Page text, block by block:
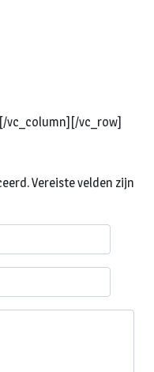
vc_column][/vc_row]
Vereiste velden zijn